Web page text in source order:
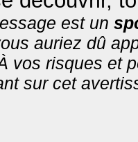
est un
auriez dû
vos risques et
sur cet